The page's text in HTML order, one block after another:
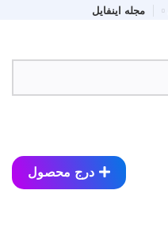
مجله اینفایل
درج محصول